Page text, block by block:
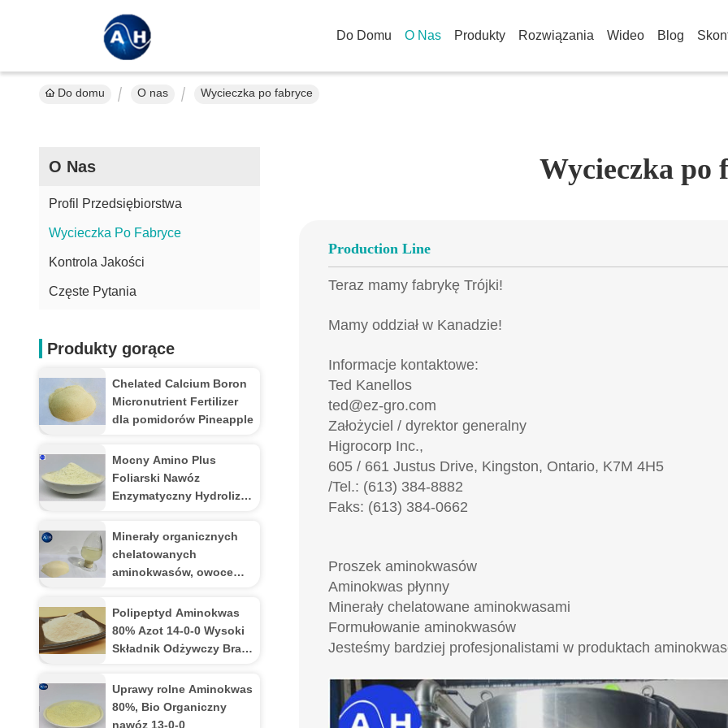
Do Domu O Nas Produkty Rozwiązania Wideo Blog
Do domu O nas Wycieczka po fabryce
O Nas
Profil Przedsiębiorstwa
Wycieczka Po Fabryce
Kontrola Jakości
Częste Pytania
Produkty gorące
Chelated Calcium Boron
Micronutrient Fertilizer
dla pomidorów Pineapple
Mocny Amino Plus
Foliarski Nawóz
Enzymatyczny Hydroliza
Minerały organicznych
chelatowanych
aminokwasów, owoce
chelatowych wapnia
Polipeptyd Aminokwas
80% Azot 14-0-0 Wysoki
Składnik Odżywczy Brak
Uprawy rolne Aminokwas
80%, Bio Organiczny
nawóz 13-0-0
Wycieczka po
Production Line
Teraz mamy fabrykę Trójki!
Mamy oddział w Kanadzie!
Informacje kontaktowe:
Ted Kanellos
ted@ez-gro.com
Założyciel / dyrektor generalny
Higrocorp Inc.,
605 / 661 Justus Drive, Kingston, Ontario, K7M 4H5
/Tel.: (613) 384-8882
Faks: (613) 384-0662
Proszek aminokwasów
Aminokwas płynny
Minerały chelatowane aminokwasami
Formułowanie aminokwasów
Jesteśmy bardziej profesjonalistami w produktach